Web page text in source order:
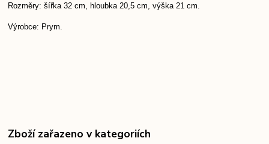
Rozměry: šířka 32 cm, hloubka 20,5 cm, výška 21 cm.
Výrobce: Prym.
Zboží zařazeno v kategoriích